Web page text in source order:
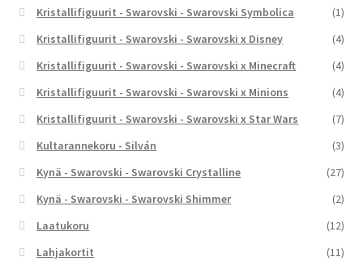
Kristallifiguurit - Swarovski - Swarovski Symbolica
(1)
Kristallifiguurit - Swarovski - Swarovski x Disney
(4)
Kristallifiguurit - Swarovski - Swarovski x Minecraft
(4)
Kristallifiguurit - Swarovski - Swarovski x Minions
(4)
Kristallifiguurit - Swarovski - Swarovski x Star Wars
(7)
Kultarannekoru - Silván
(3)
Kynä - Swarovski - Swarovski Crystalline
(27)
Kynä - Swarovski - Swarovski Shimmer
(2)
Laatukoru
(12)
Lahjakortit
(11)